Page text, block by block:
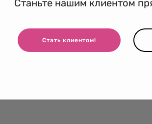
Станьте нашим клиентом
Стать клиентом!